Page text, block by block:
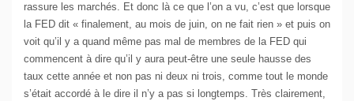
rassure les marchés. Et donc là ce que l’on a vu, c’est que lorsque
la FED dit « finalement, au mois de juin, on ne fait rien » et puis on
voit qu’il y a quand même pas mal de membres de la FED qui
commencent à dire qu’il y aura peut-être une seule hausse des
taux cette année et non pas ni deux ni trois, comme tout le monde
s’était accordé à le dire il n’y a pas si longtemps. Très clairement,